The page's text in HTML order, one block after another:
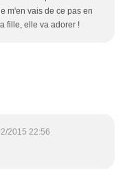
m'en vais de ce pas en
fille, elle va adorer !
2015 22:56